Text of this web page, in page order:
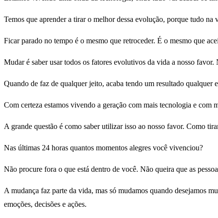
Temos que aprender a tirar o melhor dessa evolução, porque tudo
Ficar parado no tempo é o mesmo que retroceder. É o mesmo que
Mudar é saber usar todos os fatores evolutivos da vida a nosso
Quando de faz de qualquer jeito, acaba tendo um resultado qualquer
Com certeza estamos vivendo a geração com mais tecnologia e
A grande questão é como saber utilizar isso ao nosso favor. Como
Nas últimas 24 horas quantos momentos alegres você vivenciou?
Não procure fora o que está dentro de você. Não queira que as
A mudança faz parte da vida, mas só mudamos quando desejamos
emoções, decisões e ações.